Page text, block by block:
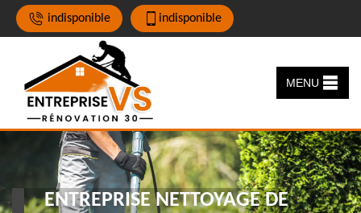
indisponible indisponible
MENU
ENTREPRISE NETTOYAGE DE